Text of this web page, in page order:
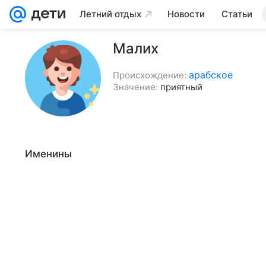
Летний отдых Новости Статьи
Малих
Происхождение: арабское
Значение: приятный
Именины